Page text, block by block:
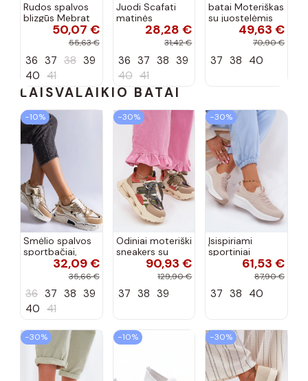
Rudos spalvos
blizgūs Mebrat
bateliai50,07 €
55,63 €
36 37 38 39
40 41
Juodi Scafati
matinės
apdailos bateliai
28,28 €
31,42 €
36 37 38 39
40 41
batai Moteriškas
su juostelėmis
su lako efektu
bordo spalvos
49,63 €
70,90 €
37 38 40
LAISVALAIKIO BATAI
−10%
Smėlio spalvos
sportbačiai,
dekoruoti Valdez
cirkonio virvele
32,09 €
35,66 €
36 37 38 39
40 41
−30%
Odiniai moteriški
sneakers su
platforma D&A
CR61-3133
90,93 €
129,90 €
37 38 39
−30%
Įsispiriami
sportiniai
bateliai Kobbo
102425 smėlio
61,53 €
87,90 €
37 38 40
−30% −10% −30%